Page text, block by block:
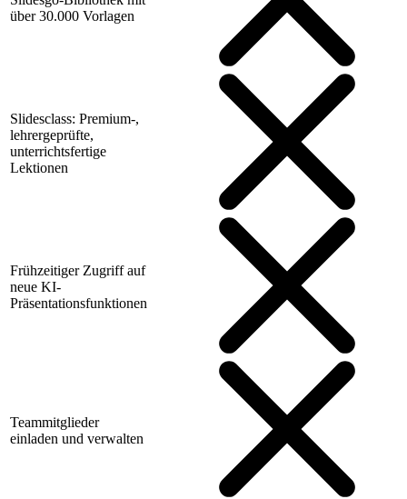
über 30.000 Vorlagen
Slidesclass: Premium-,
lehrergeprüfte,
unterrichtsfertige
Lektionen
Frühzeitiger Zugriff auf
neue KI-
Präsentationsfunktionen
Teammitglieder
einladen und verwalten